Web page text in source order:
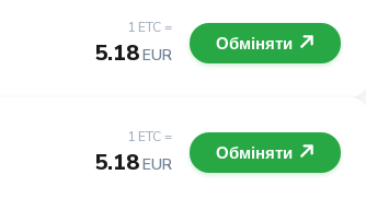
1 ETC =
5.18EUR
Обміняти
1 ETC =
5.18EUR
Обміняти